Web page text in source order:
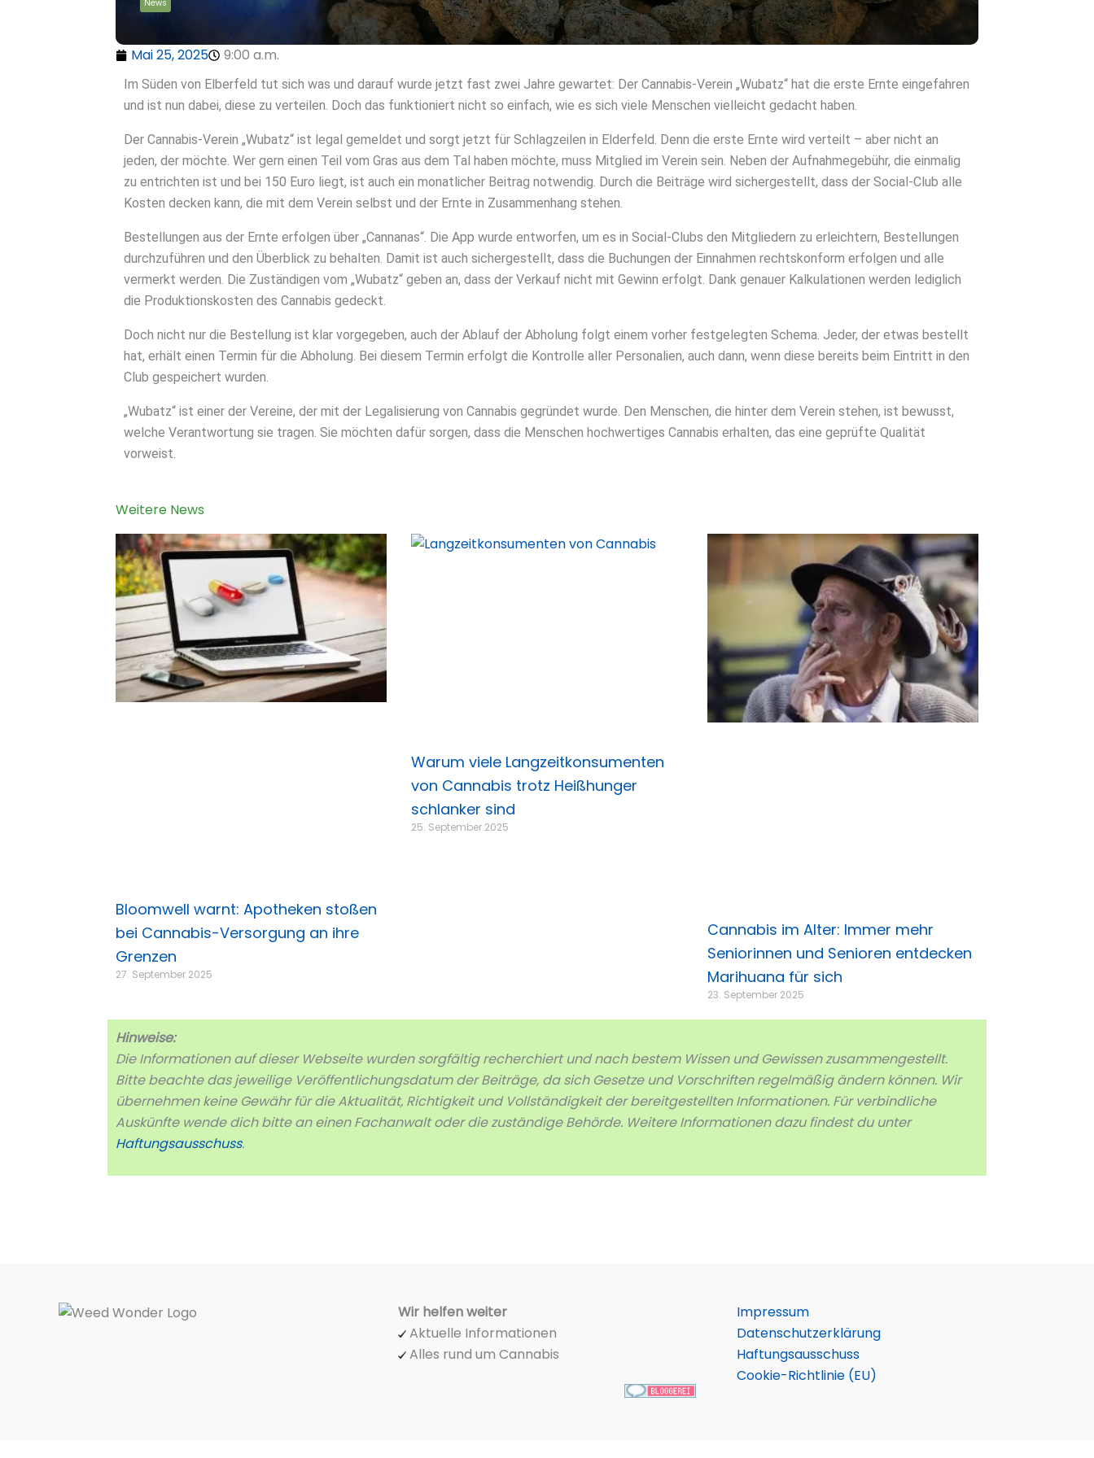
News
Mai 25, 2025 9:00 a.m.
Im Süden von Elberfeld tut sich was und darauf wurde jetzt fast zwei Jahre gewartet: Der Cannabis-Verein „Wubatz“ hat die erste Ernte eingefahren
und ist nun dabei, diese zu verteilen. Doch das funktioniert nicht so einfach, wie es sich viele Menschen vielleicht gedacht haben.
Der Cannabis-Verein „Wubatz“ ist legal gemeldet und sorgt jetzt für Schlagzeilen in Elderfeld. Denn die erste Ernte wird verteilt – aber nicht an
jeden, der möchte. Wer gern einen Teil vom Gras aus dem Tal haben möchte, muss Mitglied im Verein sein. Neben der Aufnahmegebühr, die einmalig
zu entrichten ist und bei 150 Euro liegt, ist auch ein monatlicher Beitrag notwendig. Durch die Beiträge wird sichergestellt, dass der Social-Club alle
Kosten decken kann, die mit dem Verein selbst und der Ernte in Zusammenhang stehen.
Bestellungen aus der Ernte erfolgen über „Cannanas“. Die App wurde entworfen, um es in Social-Clubs den Mitgliedern zu erleichtern, Bestellungen
durchzuführen und den Überblick zu behalten. Damit ist auch sichergestellt, dass die Buchungen der Einnahmen rechtskonform erfolgen und alle
vermerkt werden. Die Zuständigen vom „Wubatz“ geben an, dass der Verkauf nicht mit Gewinn erfolgt. Dank genauer Kalkulationen werden lediglich
die Produktionskosten des Cannabis gedeckt.
Doch nicht nur die Bestellung ist klar vorgegeben, auch der Ablauf der Abholung folgt einem vorher festgelegten Schema. Jeder, der etwas bestellt
hat, erhält einen Termin für die Abholung. Bei diesem Termin erfolgt die Kontrolle aller Personalien, auch dann, wenn diese bereits beim Eintritt in den
Club gespeichert wurden.
„Wubatz“ ist einer der Vereine, der mit der Legalisierung von Cannabis gegründet wurde. Den Menschen, die hinter dem Verein stehen, ist bewusst,
welche Verantwortung sie tragen. Sie möchten dafür sorgen, dass die Menschen hochwertiges Cannabis erhalten, das eine geprüfte Qualität
vorweist.
Weitere News
Bloomwell warnt: Apotheken stoßen
bei Cannabis-Versorgung an ihre
Grenzen
27. September 2025
Warum viele Langzeitkonsumenten
von Cannabis trotz Heißhunger
schlanker sind
25. September 2025
Cannabis im Alter: Immer mehr
Seniorinnen und Senioren entdecken
Marihuana für sich
23. September 2025
Hinweise:
Die Informationen auf dieser Webseite wurden sorgfältig recherchiert und nach bestem Wissen und Gewissen zusammengestellt.
Bitte beachte das jeweilige Veröffentlichungsdatum der Beiträge, da sich Gesetze und Vorschriften regelmäßig ändern können. Wir
übernehmen keine Gewähr für die Aktualität, Richtigkeit und Vollständigkeit der bereitgestellten Informationen. Für verbindliche
Auskünfte wende dich bitte an einen Fachanwalt oder die zuständige Behörde. Weitere Informationen dazu findest du unter
Haftungsausschuss.
Wir helfen weiter
Aktuelle Informationen
Alles rund um Cannabis
Impressum
Datenschutzerklärung
Haftungsausschuss
Cookie-Richtlinie (EU)